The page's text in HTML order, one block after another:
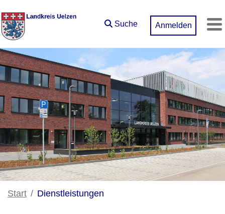
Suche Anmelden
Start Dienstleistungen